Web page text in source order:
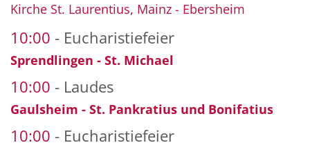
Kirche St. Laurentius, Mainz - Ebersheim
10:00 Eucharistiefeier
Sprendlingen - St. Michael
10:00 Laudes
Gaulsheim - St. Pankratius und Bonifatius
10:00 Eucharistiefeier